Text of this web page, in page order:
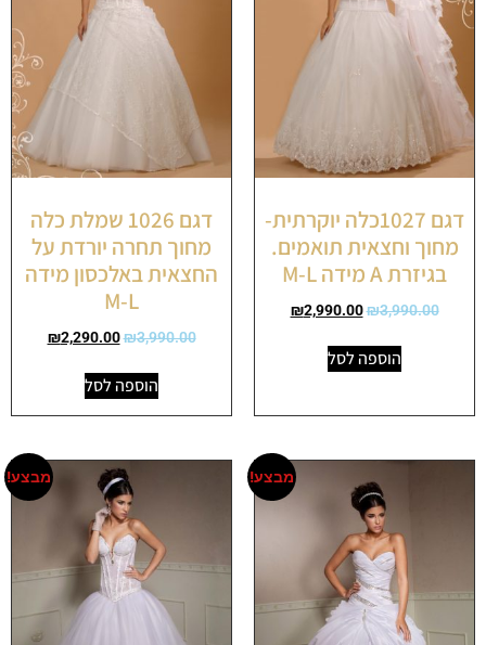
דגם 1027כלה יוקרתית-
מחוך וחצאית תואמים.
בגיזרת A מידה M-L
₪3,990.00
₪2,990.00
הוספה לסל
דגם 1026 שמלת כלה
מחוך תחרה יורדת על
החצאית באלכסון מידה
M-L
₪3,990.00
₪2,290.00
הוספה לסל
מבצע! מבצע!